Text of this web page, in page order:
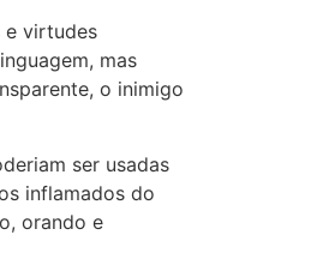
e virtudes
mas
o inimigo
ser usadas
inflamados do
orando e